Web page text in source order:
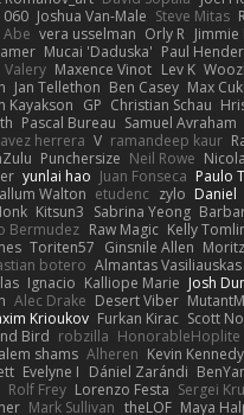
Joshua Van-Male Steve Mitas
Abe vera usselman Orly R Jimmie
Mucai 'Daduska' Paul
Valery Maxence Vinot Lev K
Jan Tellethon Ben Casey Max
Kayakson GP Christian Schau
Pascal Bureau Samuel Avraham
herrera V ramandeep kaur
Punchersize Neil Rowe
yunlai hao Juan Fonseca Paulo
Walton etudenc zylo Daniel
Kitsun3 Sabrina Yeong
Bermudez Raw Magic Kelly
Toriten57 Ginsnile Allen
botero Almantas Vasiliauskas
Ignacio Kalliope Marie Josh
Alec Drake Desert Viber
Krioukov Furkan Kirac Scott
Bird robzilla HonorableHoplite
shams Alheren Kevin Kennedy
Evelyne I Dániel Zarándi
Rolf Frey Lorenzo Festa Sergei
Mark Sullivan theLOF Maya